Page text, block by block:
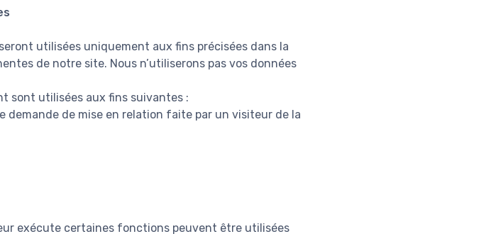
utilisées uniquement aux fins précisées dans la
de notre site. Nous n’utiliserons pas vos données
sont utilisées aux fins suivantes :
demande de mise en relation faite par un visiteur de la
exécute certaines fonctions peuvent être utilisées